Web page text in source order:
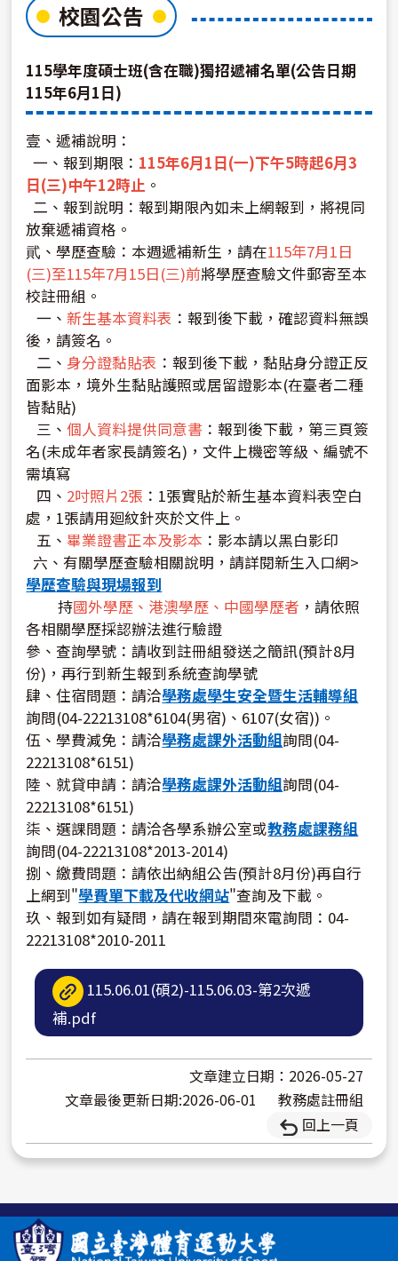
校園公告
115學年度碩士班(含在職)獨招遞補名單(公告日期
115年6月1日)
壹、遞補說明：
一、報到期限： 115年6月1日(一)下午5時起6月3
日(三)中午12時止 。
二、報到說明：報到期限內如未上網報到，將視同
放棄遞補資格。
貮、學歷查驗：本週遞補新生，請在115年7月1日
(三)至115年7月15日(三)前將學歷查驗文件郵寄至本
校註冊組。
一、新生基本資料表 ：報到後下載，確認資料無誤
後，請簽名。
二、 身分證黏貼表 ：報到後下載，黏貼身分證正反
面影本，境外生黏貼護照或居留證影本(在臺者二種
皆黏貼)
三、個人資料提供同意書 ：報到後下載，第三頁簽
名(未成年者家長請簽名)，文件上機密等級、編號不
需填寫
四、 2吋照片2張 ：1張實貼於新生基本資料表空白
處，1張請用廻紋針夾於文件上。
五、畢業證書正本及影本 ：影本請以黑白影印
六、有關學歷查驗相關說明，請詳閱新生入口網>
學歷查驗與現場報到
持國外學歷、港澳學歷、中國學歷者 ，請依照
各相關學歷採認辦法進行驗證
參、查詢學號：請收到註冊組發送之簡訊(預計8月
份)，再行到新生報到系統查詢學號
肆、住宿問題：請洽學務處學生安全暨生活輔導組
詢問(04-22213108*6104(男宿)、6107(女宿))。
伍、學費減免：請洽學務處課外活動組詢問(04-
22213108*6151)
陸、就貸申請：請洽學務處課外活動組詢問(04-
22213108*6151)
柒、選課問題：請洽各學系辦公室或教務處課務組
詢問(04-22213108*2013-2014)
捌、繳費問題：請依出納組公告(預計8月份)再自行
上網到"學費單下載及代收網站"查詢及下載。
玖、報到如有疑問，請在報到期間來電詢問：04-
22213108*2010-2011
115.06.01(碩2)-115.06.03-第2次遞
補.pdf
文章建立日期：2026-05-27
文章最後更新日期:2026-06-01
教務處註冊組
回上一頁